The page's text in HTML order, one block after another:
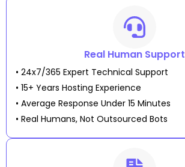
Real Human Support
• 24x7/365 Expert Technical Support
• 15+ Years Hosting Experience
• Average Response Under 15 Minutes
• Real Humans, Not Outsourced Bots